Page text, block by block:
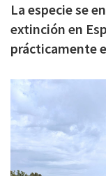
La especie se
extinción en
prácticamente